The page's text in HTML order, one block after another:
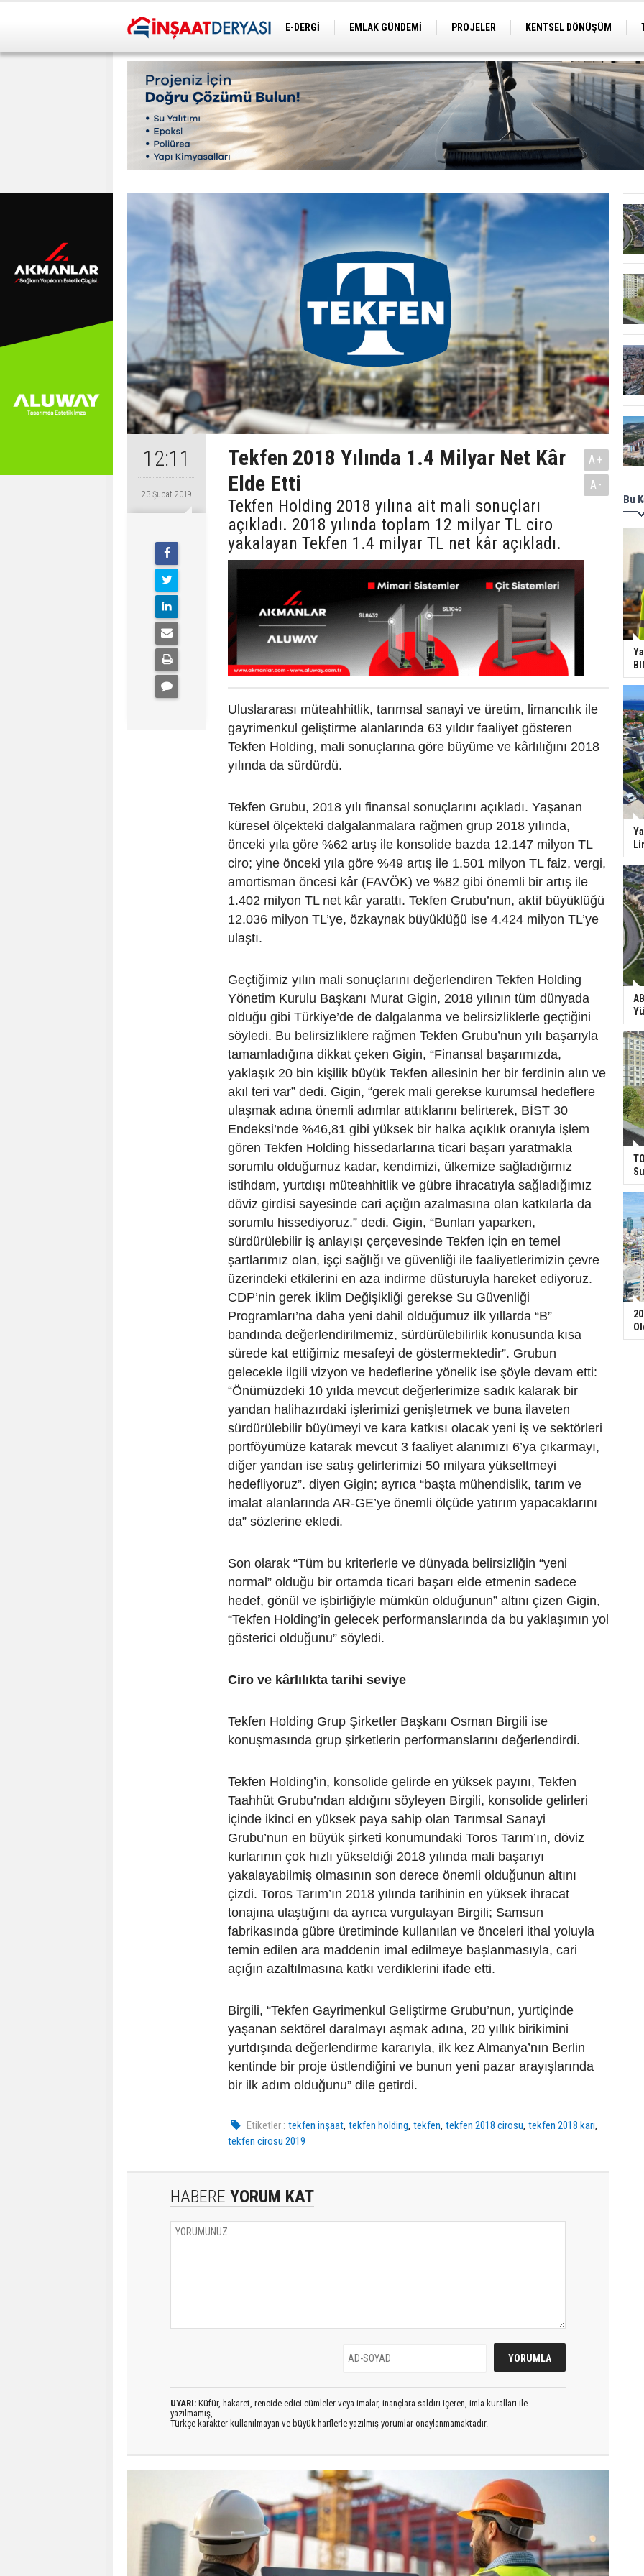
E-DERGİ EMLAK GÜNDEMİ PROJELER KENTSEL DÖNÜŞÜM
12:11
23 Şubat 2019
Tekfen 2018 Yılında 1.4 Milyar Net Kâr
Elde Etti
Tekfen Holding 2018 yılına ait mali sonuçları
açıkladı. 2018 yılında toplam 12 milyar TL ciro
yakalayan Tekfen 1.4 milyar TL net kâr açıkladı.
A+
A-
Uluslararası müteahhitlik, tarımsal sanayi ve üretim, limancılık ile
gayrimenkul geliştirme alanlarında 63 yıldır faaliyet gösteren
Tekfen Holding, mali sonuçlarına göre büyüme ve kârlılığını 2018
yılında da sürdürdü.
Tekfen Grubu, 2018 yılı finansal sonuçlarını açıkladı. Yaşanan
küresel ölçekteki dalgalanmalara rağmen grup 2018 yılında,
önceki yıla göre %62 artış ile konsolide bazda 12.147 milyon TL
ciro; yine önceki yıla göre %49 artış ile 1.501 milyon TL faiz, vergi,
amortisman öncesi kâr (FAVÖK) ve %82 gibi önemli bir artış ile
1.402 milyon TL net kâr yarattı. Tekfen Grubu’nun, aktif büyüklüğü
12.036 milyon TL’ye, özkaynak büyüklüğü ise 4.424 milyon TL’ye
ulaştı.
Geçtiğimiz yılın mali sonuçlarını değerlendiren Tekfen Holding
Yönetim Kurulu Başkanı Murat Gigin, 2018 yılının tüm dünyada
olduğu gibi Türkiye’de de dalgalanma ve belirsizliklerle geçtiğini
söyledi. Bu belirsizliklere rağmen Tekfen Grubu’nun yılı başarıyla
tamamladığına dikkat çeken Gigin, “Finansal başarımızda,
yaklaşık 20 bin kişilik büyük Tekfen ailesinin her bir ferdinin alın ve
akıl teri var” dedi. Gigin, “gerek mali gerekse kurumsal hedeflere
ulaşmak adına önemli adımlar attıklarını belirterek, BİST 30
Endeksi’nde %46,81 gibi yüksek bir halka açıklık oranıyla işlem
gören Tekfen Holding hissedarlarına ticari başarı yaratmakla
sorumlu olduğumuz kadar, kendimizi, ülkemize sağladığımız
istihdam, yurtdışı müteahhitlik ve gübre ihracatıyla sağladığımız
döviz girdisi sayesinde cari açığın azalmasına olan katkılarla da
sorumlu hissediyoruz.” dedi. Gigin, “Bunları yaparken,
sürdürülebilir iş anlayışı çerçevesinde Tekfen için en temel
şartlarımız olan, işçi sağlığı ve güvenliği ile faaliyetlerimizin çevre
üzerindeki etkilerini en aza indirme düsturuyla hareket ediyoruz.
CDP’nin gerek İklim Değişikliği gerekse Su Güvenliği
Programları’na daha yeni dahil olduğumuz ilk yıllarda “B”
bandında değerlendirilmemiz, sürdürülebilirlik konusunda kısa
sürede kat ettiğimiz mesafeyi de göstermektedir”. Grubun
gelecekle ilgili vizyon ve hedeflerine yönelik ise şöyle devam etti:
“Önümüzdeki 10 yılda mevcut değerlerimize sadık kalarak bir
yandan halihazırdaki işlerimizi genişletmek ve buna ilaveten
sürdürülebilir büyümeyi ve kara katkısı olacak yeni iş ve sektörleri
portföyümüze katarak mevcut 3 faaliyet alanımızı 6’ya çıkarmayı,
diğer yandan ise satış gelirlerimizi 50 milyara yükseltmeyi
hedefliyoruz”. diyen Gigin; ayrıca “başta mühendislik, tarım ve
imalat alanlarında AR-GE’ye önemli ölçüde yatırım yapacaklarını
da” sözlerine ekledi.
Son olarak “Tüm bu kriterlerle ve dünyada belirsizliğin “yeni
normal” olduğu bir ortamda ticari başarı elde etmenin sadece
hedef, gönül ve işbirliğiyle mümkün olduğunun” altını çizen Gigin,
“Tekfen Holding’in gelecek performanslarında da bu yaklaşımın yol
gösterici olduğunu” söyledi.
Ciro ve kârlılıkta tarihi seviye
Tekfen Holding Grup Şirketler Başkanı Osman Birgili ise
konuşmasında grup şirketlerin performanslarını değerlendirdi.
Tekfen Holding’in, konsolide gelirde en yüksek payını, Tekfen
Taahhüt Grubu’ndan aldığını söyleyen Birgili, konsolide gelirleri
içinde ikinci en yüksek paya sahip olan Tarımsal Sanayi
Grubu’nun en büyük şirketi konumundaki Toros Tarım’ın, döviz
kurlarının çok hızlı yükseldiği 2018 yılında mali başarıyı
yakalayabilmiş olmasının son derece önemli olduğunun altını
çizdi. Toros Tarım’ın 2018 yılında tarihinin en yüksek ihracat
tonajına ulaştığını da ayrıca vurgulayan Birgili; Samsun
fabrikasında gübre üretiminde kullanılan ve önceleri ithal yoluyla
temin edilen ara maddenin imal edilmeye başlanmasıyla, cari
açığın azaltılmasına katkı verdiklerini ifade etti.
Birgili, “Tekfen Gayrimenkul Geliştirme Grubu’nun, yurtiçinde
yaşanan sektörel daralmayı aşmak adına, 20 yıllık birikimini
yurtdışında değerlendirme kararıyla, ilk kez Almanya’nın Berlin
kentinde bir proje üstlendiğini ve bunun yeni pazar arayışlarında
bir ilk adım olduğunu” dile getirdi.
Etiketler : tekfen inşaat,tekfen holding,tekfen,tekfen 2018 cirosu,tekfen 2018 karı,
tekfen cirosu 2019
HABERE YORUM KAT
UYARI: Küfür, hakaret, rencide edici cümleler veya imalar, inançlara saldırı içeren, imla kuralları ile
yazılmamış,
Türkçe karakter kullanılmayan ve büyük harflerle yazılmış yorumlar onaylanmamaktadır.
Bu